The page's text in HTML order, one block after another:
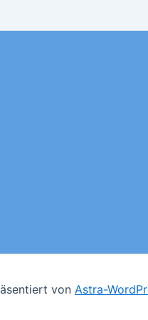
von Astra-